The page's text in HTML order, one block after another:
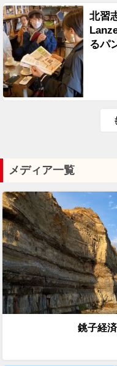
北習
るパ
メディア一覧
銚子経